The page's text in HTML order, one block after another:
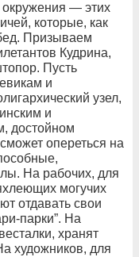
окружения — этих
которые, как
Призываем
Кудрина,
Пусть
и
узел,
и
достойном
опереться на
На рабочих, для
могучих
отдавать свои
парки”. На
хранят
художников, для